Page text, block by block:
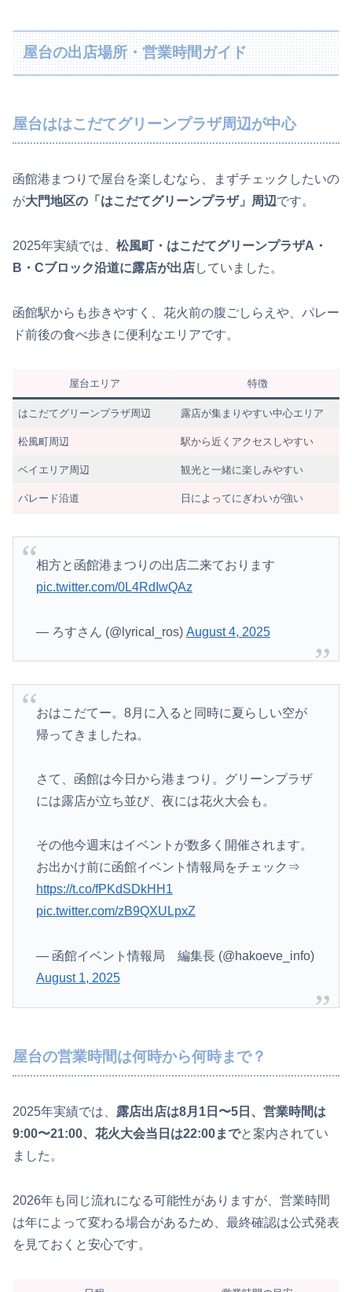
屋台の出店場所・営業時間ガイド
屋台ははこだてグリーンプラザ周辺が中心
函館港まつりで屋台を楽しむなら、まずチェックしたいの
が大門地区の「はこだてグリーンプラザ」周辺です。
2025年実績では、 松風町・はこだてグリーンプラザA・
B・Cブロック沿道に露店が出店していました。
函館駅からも歩きやすく、花火前の腹ごしらえや、パレー
ド前後の食べ歩きに便利なエリアです。
屋台エリア 特徴
はこだてグリーンプラザ周辺 露店が集まりやすい中心エリア
松風町周辺 駅から近くアクセスしやすい
ベイエリア周辺 観光と一緒に楽しみやすい
パレード沿道 日によってにぎわいが強い
相方と函館港まつりの出店二来ております
pic.twitter.com/0L4RdIwQAz
— ろすさん (@lyrical_ros) August 4, 2025
おはこだてー。8月に入ると同時に夏らしい空が
帰ってきましたね。
さて、函館は今日から港まつり。グリーンプラザ
には露店が立ち並び、夜には花火大会も。
その他今週末はイベントが数多く開催されます。
お出かけ前に函館イベント情報局をチェック⇒
https://t.co/fPKdSDkHH1
pic.twitter.com/zB9QXULpxZ
— 函館イベント情報局 編集長 (@hakoeve_info)
August 1, 2025
屋台の営業時間は何時から何時まで？
2025年実績では、 露店出店は8月1日〜5日、営業時間は
9:00〜21:00、花火大会当日は22:00までと案内されてい
ました。
2026年も同じ流れになる可能性がありますが、営業時間
は年によって変わる場合があるため、最終確認は公式発表
を見ておくと安心です。